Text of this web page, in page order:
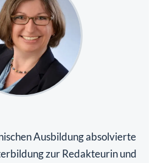
Ausbildung absolvierte
zur Redakteurin und